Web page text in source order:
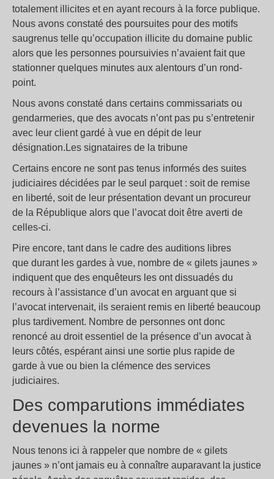
totalement illicites et en ayant recours à la force publique.
Nous avons constaté des poursuites pour des motifs
saugrenus telle qu’occupation illicite du domaine public
alors que les personnes poursuivies n’avaient fait que
stationner quelques minutes aux alentours d’un rond-
point.
Nous avons constaté dans certains commissariats ou
gendarmeries, que des avocats n’ont pas pu s’entretenir
avec leur client gardé à vue en dépit de leur
désignation.Les signataires de la tribune
Certains encore ne sont pas tenus informés des suites
judiciaires décidées par le seul parquet : soit de remise
en liberté, soit de leur présentation devant un procureur
de la République alors que l’avocat doit être averti de
celles-ci.
Pire encore, tant dans le cadre des auditions libres
que durant les gardes à vue, nombre de « gilets jaunes »
indiquent que des enquêteurs les ont dissuadés du
recours à l’assistance d’un avocat en arguant que si
l’avocat intervenait, ils seraient remis en liberté beaucoup
plus tardivement. Nombre de personnes ont donc
renoncé au droit essentiel de la présence d’un avocat à
leurs côtés, espérant ainsi une sortie plus rapide de
garde à vue ou bien la clémence des services
judiciaires.
Des comparutions immédiates
devenues la norme
Nous tenons ici à rappeler que nombre de « gilets
jaunes » n’ont jamais eu à connaître auparavant la justice